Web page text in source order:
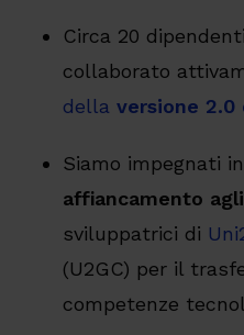
Circa 20
collaborato
della versione 2.0
Siamo impegnati
affiancamento
sviluppatrici di
(U2GC) per il
competenze